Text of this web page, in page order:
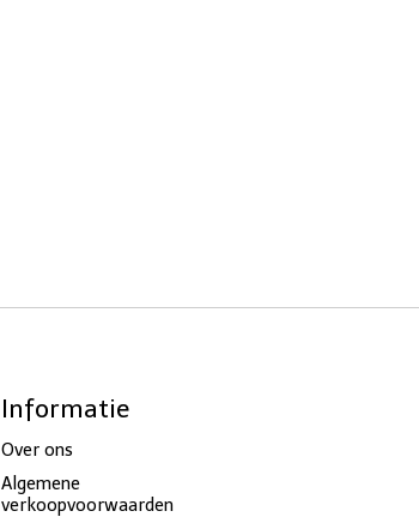
Informatie
Over ons
Algemene
verkoopvoorwaarden